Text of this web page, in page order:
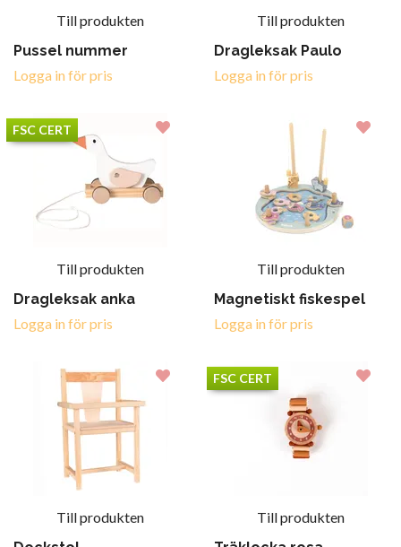
Till produkten
Pussel nummer
Logga in för pris
Till produkten
Dragleksak Paulo
Logga in för pris
FSC CERT
Till produkten
Dragleksak anka
Logga in för pris
Till produkten
Magnetiskt fiskespel
Logga in för pris
Till produkten
FSC CERT
Till produkten